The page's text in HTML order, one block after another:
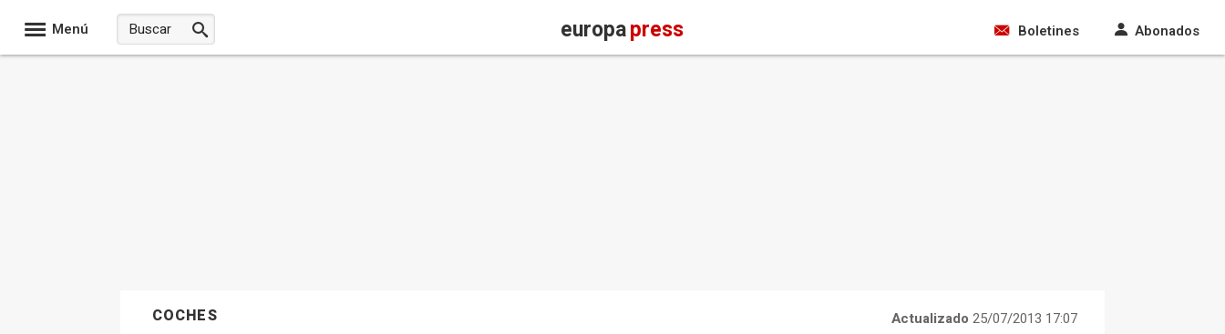
Menú europapress Boletines Abonados
COCHES Actualizado 25/07/2013 17:07